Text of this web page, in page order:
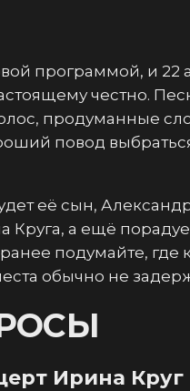
программой, и 22
честно.
продуманные
повод
её сын,
а ещё
подумайте,
обычно не
Ирина Круг